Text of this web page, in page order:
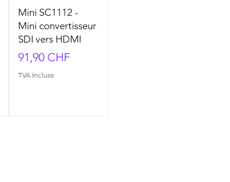
Mini SC1112 -
Mini convertisseur
SDI vers HDMI
Prix
91,90 CHF
TVA Incluse